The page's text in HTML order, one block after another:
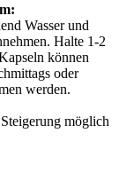
Wasser und
Halte 1-2
können
oder
werden.
möglich